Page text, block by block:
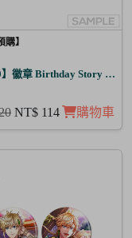
芬
購】
】徽章 Birthday Story 路貝
NT$ 114 購物車